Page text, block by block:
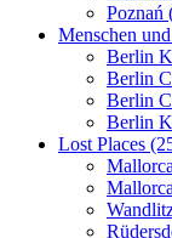
Poznań
Menschen
Berlin
Berlin
Berlin
Berlin
Lost Places